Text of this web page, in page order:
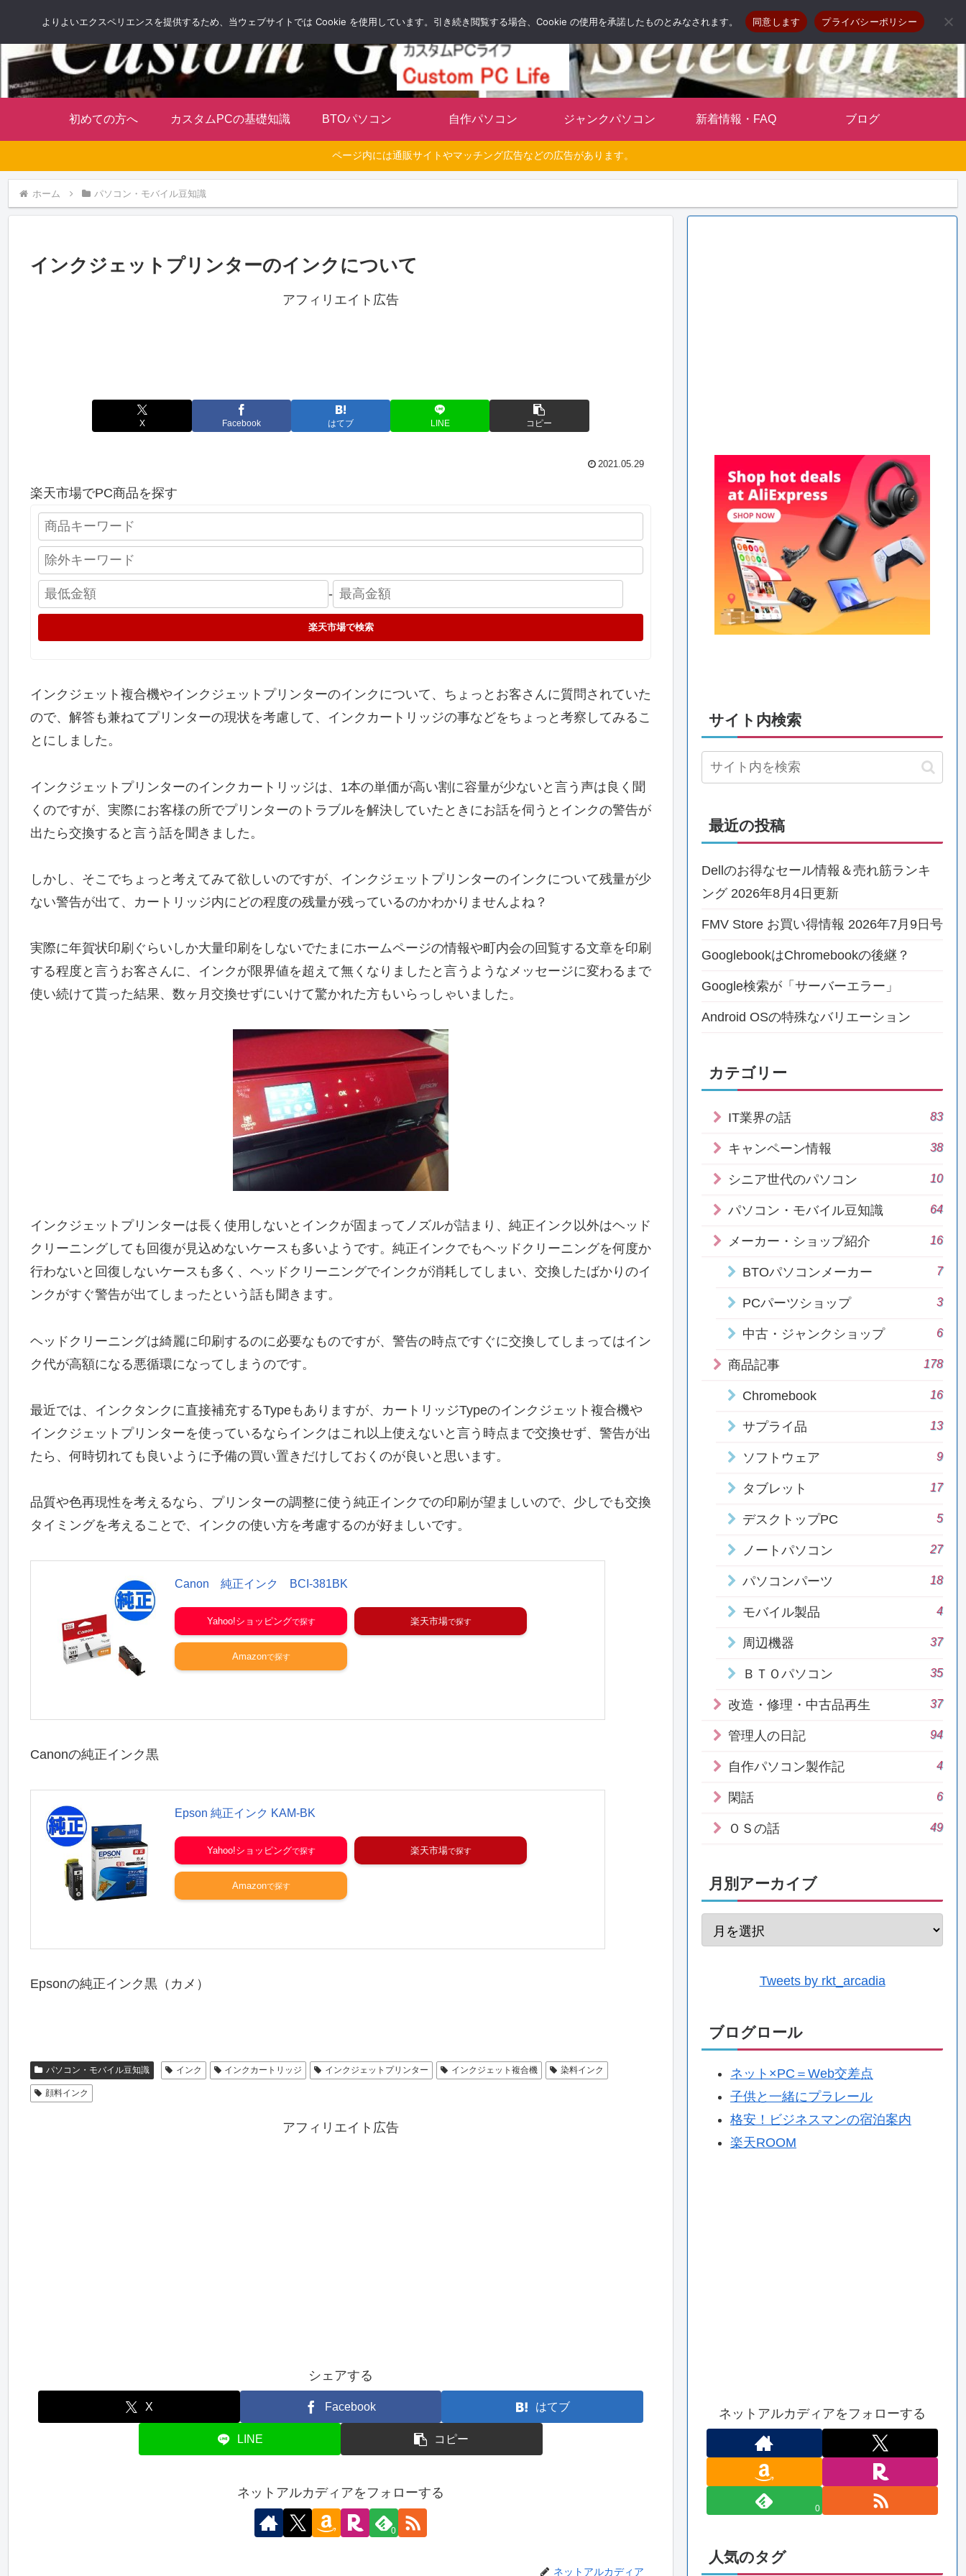
自分だけのオリジナルパソコンを持とう
初めての方へ カスタムPCの基礎知識 BTOパソコン 自作パソコン ジャンクパソコン 新着情報・FAQ ブログ
ページ内には通販サイトやマッチング広告などの広告があります。
ホーム パソコン・モバイル豆知識
インクジェットプリンターのインクについて
アフィリエイト広告
X Facebook はてブ LINE コピー
2021.05.29
楽天市場でPC商品を探す
-
楽天市場で検索
インクジェット複合機やインクジェットプリンターのインクについて、ちょっとお客さんに質問されていた
ので、解答も兼ねてプリンターの現状を考慮して、インクカートリッジの事などをちょっと考察してみるこ
とにしました。
インクジェットプリンターのインクカートリッジは、1本の単価が高い割に容量が少ないと言う声は良く聞
くのですが、実際にお客様の所でプリンターのトラブルを解決していたときにお話を伺うとインクの警告が
出たら交換すると言う話を聞きました。
しかし、そこでちょっと考えてみて欲しいのですが、インクジェットプリンターのインクについて残量が少
ない警告が出て、カートリッジ内にどの程度の残量が残っているのかわかりませんよね？
実際に年賀状印刷ぐらいしか大量印刷をしないでたまにホームページの情報や町内会の回覧する文章を印刷
する程度と言うお客さんに、インクが限界値を超えて無くなりましたと言うようなメッセージに変わるまで
使い続けて貰った結果、数ヶ月交換せずにいけて驚かれた方もいらっしゃいました。
インクジェットプリンターは長く使用しないとインクが固まってノズルが詰まり、純正インク以外はヘッド
クリーニングしても回復が見込めないケースも多いようです。純正インクでもヘッドクリーニングを何度か
行わないと回復しないケースも多く、ヘッドクリーニングでインクが消耗してしまい、交換したばかりのイ
ンクがすぐ警告が出てしまったという話も聞きます。
ヘッドクリーニングは綺麗に印刷するのに必要なものですが、警告の時点ですぐに交換してしまってはイン
ク代が高額になる悪循環になってしまうのです。
最近では、インクタンクに直接補充するTypeもありますが、カートリッジTypeのインクジェット複合機や
インクジェットプリンターを使っているならインクはこれ以上使えないと言う時点まで交換せず、警告が出
たら、何時切れても良いように予備の買い置きだけしておくのが良いと思います。
品質や色再現性を考えるなら、プリンターの調整に使う純正インクでの印刷が望ましいので、少しでも交換
タイミングを考えることで、インクの使い方を考慮するのが好ましいです。
Canon 純正インク BCI-381BK
Yahoo!ショッピング 楽天市場
Amazon
Canonの純正インク黒
Epson 純正インク KAM-BK
Yahoo!ショッピング 楽天市場
Amazon
Epsonの純正インク黒（カメ）
パソコン・モバイル豆知識 インク インクカートリッジ インクジェットプリンター インクジェット複合機 染料インク
顔料インク
アフィリエイト広告
シェアする
X Facebook はてブ
LINE コピー
ネットアルカディアをフォローする
0
ネットアルカディア
サイト内検索
最近の投稿
Dellのお得なセール情報＆売れ筋ランキ
ング 2026年8月4日更新
FMV Store お買い得情報 2026年7月9日号
GooglebookはChromebookの後継？
Google検索が「サーバーエラー」
Android OSの特殊なバリエーション
カテゴリー
IT業界の話 83
キャンペーン情報 38
シニア世代のパソコン 10
パソコン・モバイル豆知識 64
メーカー・ショップ紹介 16
BTOパソコンメーカー 7
PCパーツショップ 3
中古・ジャンクショップ 6
商品記事 178
Chromebook 16
サプライ品 13
ソフトウェア 9
タブレット 17
デスクトップPC 5
ノートパソコン 27
パソコンパーツ 18
モバイル製品 4
周辺機器 37
ＢＴＯパソコン 35
改造・修理・中古品再生 37
管理人の日記 94
自作パソコン製作記 4
閑話 6
ＯＳの話 49
月別アーカイブ
Tweets by rkt_arcadia
ブログロール
ネット×PC＝Web交差点
子供と一緒にプラレール
格安！ビジネスマンの宿泊案内
楽天ROOM
ネットアルカディアをフォローする
0
人気のタグ
よりよいエクスペリエンスを提供するため、当ウェブサイトでは Cookie を使用しています。引き続き閲覧する場合、Cookie の使用を承諾したものとみなされます。 同意します プライバシーポリシー